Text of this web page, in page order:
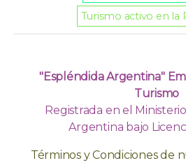
Turismo activo en la
"Espléndida Argentina"
Turismo
Registrada en el
Argentina bajo
Términos y Condiciones de